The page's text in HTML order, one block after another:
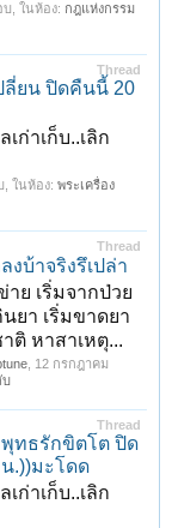
บ, ในห้อง: กฎแห่งกรรม
Thread
ลี่ยน ปิดคืนนี้ 20
ก่าเก็บ..เลิก
, ในห้อง: พระเครื่อง
Thread
งบ้าจริงรึเปล่า
ย เริ่มจากป่วย
ยา เริ่มขาดยา
ติ หาสาเหตุ...
12 กรกฎาคม
บ
Thread
ทธรักขิตโต ปิด
น.))มะโดด
ก่าเก็บ..เลิก